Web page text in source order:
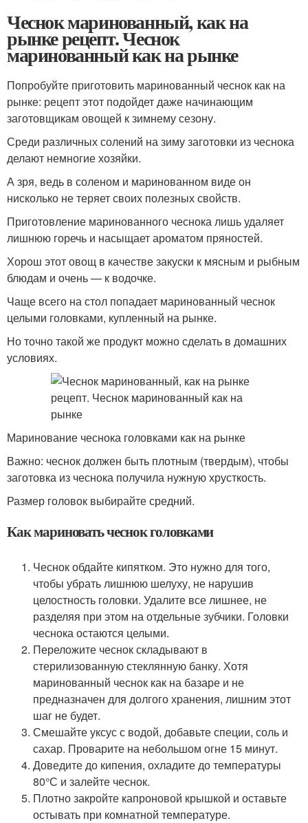
Чеснок маринованный, как на
рынке рецепт. Чеснок
маринованный как на рынке
Попробуйте приготовить маринованный чеснок как на
рынке: рецепт этот подойдет даже начинающим
заготовщикам овощей к зимнему сезону.
Среди различных солений на зиму заготовки из чеснока
делают немногие хозяйки.
А зря, ведь в соленом и маринованном виде он
нисколько не теряет своих полезных свойств.
Приготовление маринованного чеснока лишь удаляет
лишнюю горечь и насыщает ароматом пряностей.
Хорош этот овощ в качестве закуски к мясным и рыбным
блюдам и очень — к водочке.
Чаще всего на стол попадает маринованный чеснок
целыми головками, купленный на рынке.
Но точно такой же продукт можно сделать в домашних
условиях.
Маринование чеснока головками как на рынке
Важно: чеснок должен быть плотным (твердым), чтобы
заготовка из чеснока получила нужную хрусткость.
Размер головок выбирайте средний.
Как мариновать чеснок головками
Чеснок обдайте кипятком. Это нужно для того,
чтобы убрать лишнюю шелуху, не нарушив
целостность головки. Удалите все лишнее, не
разделяя при этом на отдельные зубчики. Головки
чеснока остаются целыми.
Переложите чеснок складывают в
стерилизованную стеклянную банку. Хотя
маринованный чеснок как на базаре и не
предназначен для долгого хранения, лишним этот
шаг не будет.
Смешайте уксус с водой, добавьте специи, соль и
сахар. Проварите на небольшом огне 15 минут.
Доведите до кипения, охладите до температуры
80°С и залейте чеснок.
Плотно закройте капроновой крышкой и оставьте
остывать при комнатной температуре.